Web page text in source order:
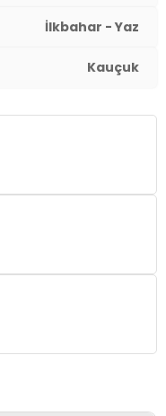
İlkbahar - Yaz
Kauçuk